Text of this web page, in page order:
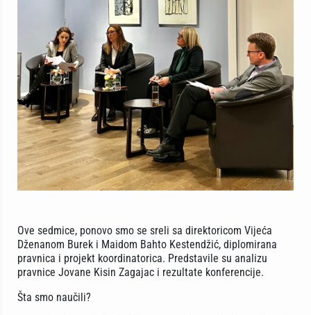
Ove sedmice, ponovo smo se sreli sa direktoricom Vijeća
Dženanom Burek i Maidom Bahto Kestendžić, diplomirana
pravnica i projekt koordinatorica. Predstavile su analizu
pravnice Jovane Kisin Zagajac i rezultate konferencije.
Šta smo naučili?